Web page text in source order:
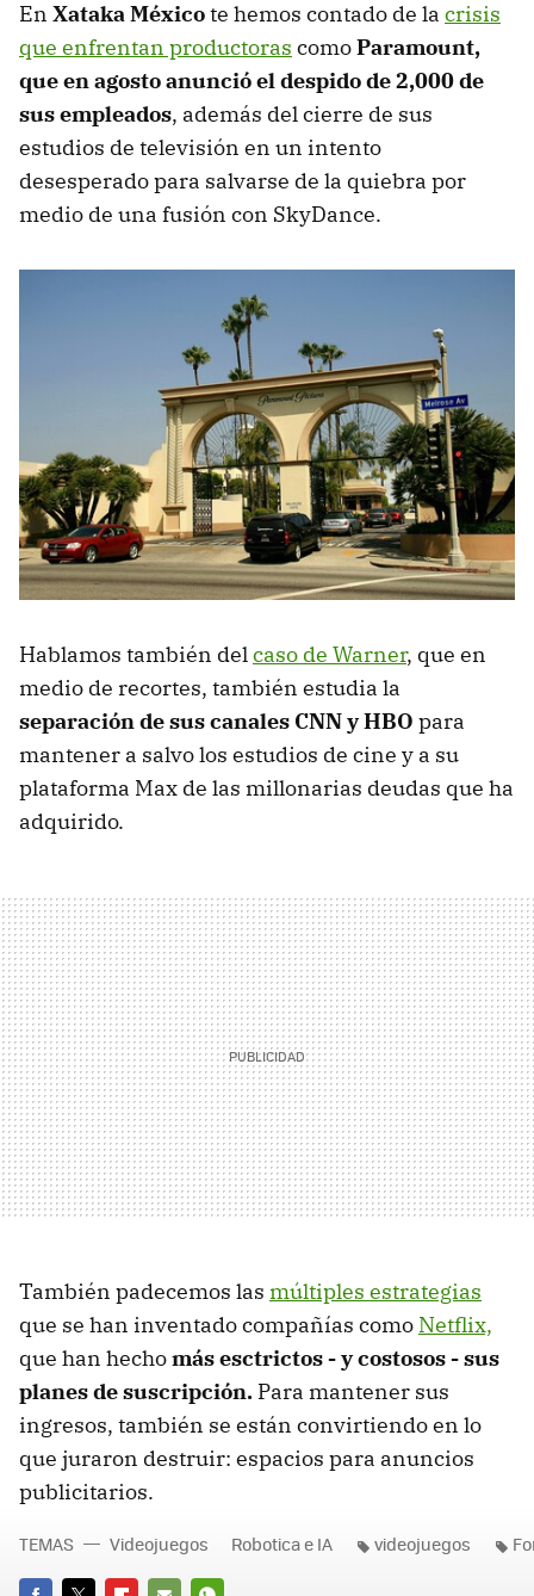
En Xataka Méxicote hemos contado de la crisis
que enfrentan productoras comoParamount,
que en agosto anunció el despido de 2,000 de
sus empleados, además del cierre de sus
estudios de televisión en un intento
desesperado para salvarse de la quiebra por
medio de una fusión con SkyDance.
Hablamos también delcaso de Warner, que en
medio de recortes, también estudia la
separación de sus canales CNN y HBO para
mantener a salvo los estudios de cine y a su
plataforma Max de las millonarias deudas que ha
adquirido.
También padecemos las múltiples estrategias
que se han inventado compañías como Netflix,
que han hechomás esctrictos - y costosos - sus
planes de suscripción. Para mantener sus
ingresos, también se están convirtiendo en lo
que juraron destruir: espacios para anuncios
publicitarios.
TEMAS Videojuegos Robotica e IA videojuegos